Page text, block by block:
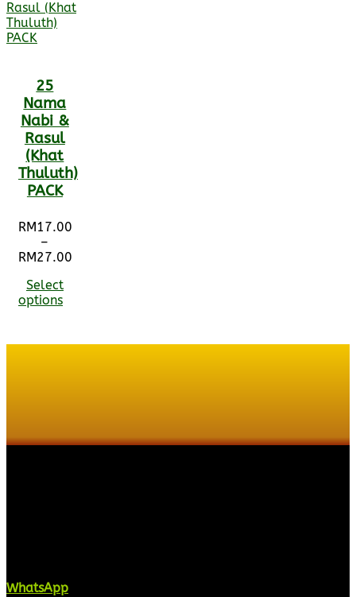
25
Nama
Nabi &
Rasul
(Khat
Thuluth)
PACK
RM17.00
–
RM27.00
range:
RM17.00
Select
options
WhatsApp